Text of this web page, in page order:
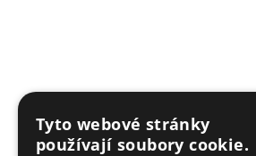
Tyto webové stránky
používají soubory cookie.